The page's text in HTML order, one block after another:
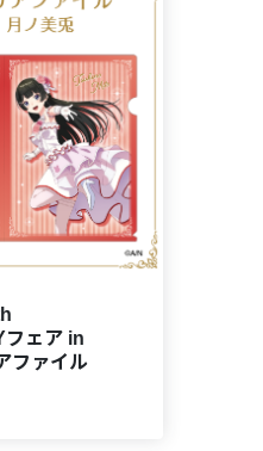
ェア in
ファイル